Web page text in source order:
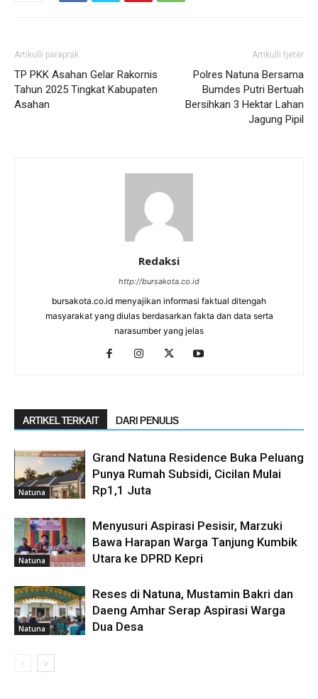
Artikulli paraprak
TP PKK Asahan Gelar Rakornis
Tahun 2025 Tingkat Kabupaten
Asahan
Artikulli tjetër
Polres Natuna Bersama
Bumdes Putri Bertuah
Bersihkan 3 Hektar Lahan
Jagung Pipil
Redaksi
http://bursakota.co.id
bursakota.co.id menyajikan informasi faktual ditengah
masyarakat yang diulas berdasarkan fakta dan data serta
narasumber yang jelas
ARTIKEL TERKAIT DARI PENULIS
Natuna
Grand Natuna Residence Buka Peluang
Punya Rumah Subsidi, Cicilan Mulai
Rp1,1 Juta
Natuna
Menyusuri Aspirasi Pesisir, Marzuki
Bawa Harapan Warga Tanjung Kumbik
Utara ke DPRD Kepri
Natuna
Reses di Natuna, Mustamin Bakri dan
Daeng Amhar Serap Aspirasi Warga
Dua Desa